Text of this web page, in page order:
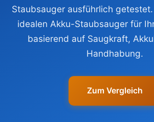
Staubsauger ausführlich
idealen Akku-Staubsauger für
basierend auf Saugkraft,
Handhabung.
Zum Vergleich